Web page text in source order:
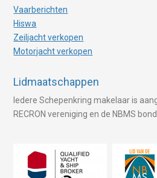
Vaarberichten
Hiswa
Zeiljacht verkopen
Motorjacht verkopen
Lidmaatschappen
Iedere Schepenkring makelaar is
RECRON vereniging en de NBMS